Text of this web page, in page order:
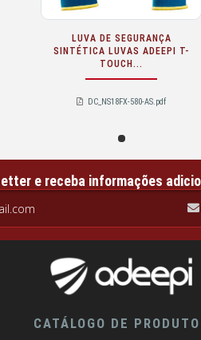
LUVA DE SEGURANÇA
SINTÉTICA LUVAS ADEEPI T-
TOUCH...
DC_NS18FX-580-AS.pdf
e receba informações
CATÁLOGO DE